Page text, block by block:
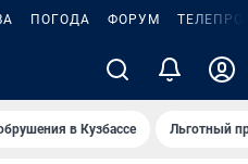
ПОГОДА ФОРУМ
в Кузбассе Льготный